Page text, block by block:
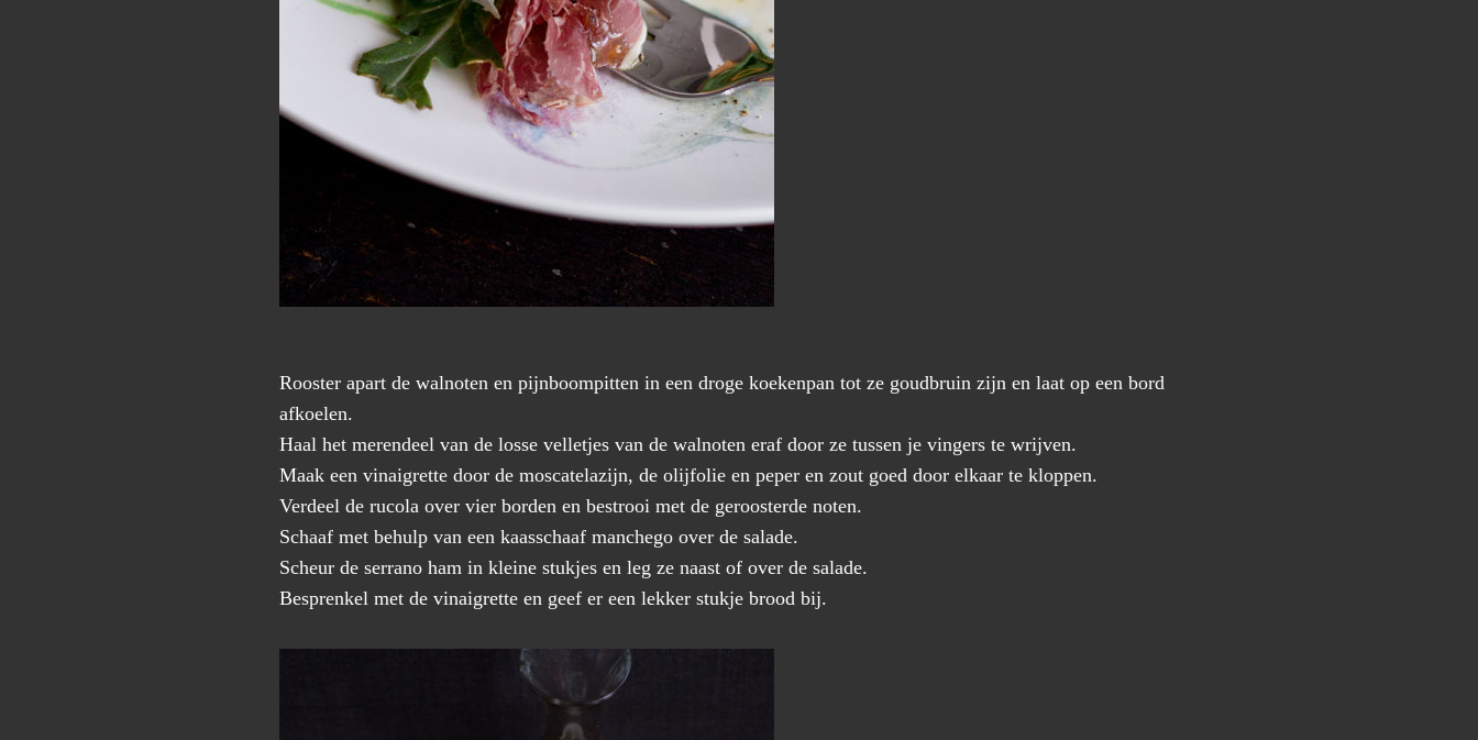
Rooster apart de walnoten en pijnboompitten in een droge koekenpan tot ze goudbruin zijn en laat op een bord
afkoelen.
Haal het merendeel van de losse velletjes van de walnoten eraf door ze tussen je vingers te wrijven.
Maak een vinaigrette door de moscatelazijn, de olijfolie en peper en zout goed door elkaar te kloppen.
Verdeel de rucola over vier borden en bestrooi met de geroosterde noten.
Schaaf met behulp van een kaasschaaf manchego over de salade.
Scheur de serrano ham in kleine stukjes en leg ze naast of over de salade.
Besprenkel met de vinaigrette en geef er een lekker stukje brood bij.